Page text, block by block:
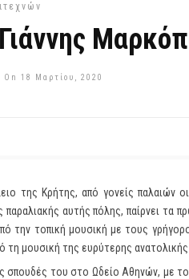
On 18 Μαρτίου, 2020
της Κρήτης, από γονείς παλαιών
παραλιακής αυτής πόλης, παίρνει
την τοπική μουσική με τους
μουσική της ευρύτερης
σπουδές του στο Ωδείο Αθηνών, με